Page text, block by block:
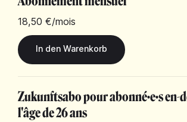
18,50 €/mois
Zukunftsabo pour abonné·e·s en-
l'âge de 26 ans